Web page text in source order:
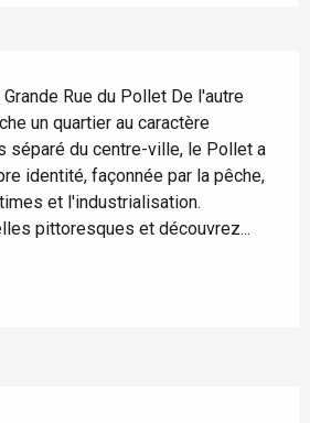
Rue du Pollet De l'autre
un quartier au caractère
séparé du centre-ville, le Pollet a
identité, façonnée par la pêche,
et l'industrialisation.
pittoresques et découvrez...